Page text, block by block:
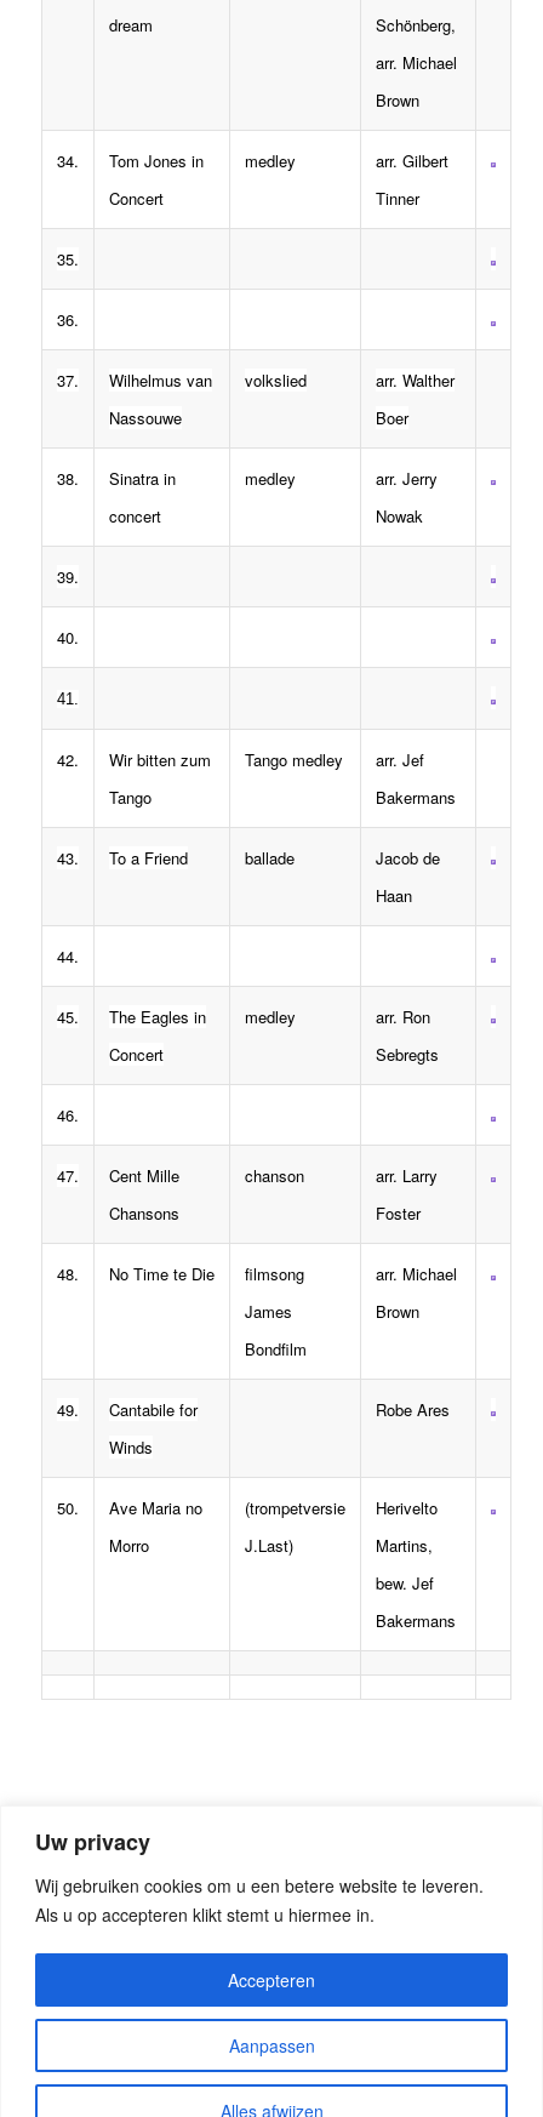
Uw privacy
Wij gebruiken cookies om u een betere website te leveren.
Als u op accepteren klikt stemt u hiermee in.
Aanpassen
Alles afwijzen
Accepteren
dream
Schönberg,
arr. Michael
Brown
34.
Tom Jones in
Concert
medley
arr. Gilbert
Tinner
35.
36.
37.
Wilhelmus van
Nassouwe
volkslied
arr. Walther
Boer
38.
Sinatra in
concert
medley
arr. Jerry
Nowak
39.
40.
41.
42.
Wir bitten zum
Tango
Tango medley
arr. Jef
Bakermans
43. To a Friend ballade
Jacob de
Haan
44.
45.
The Eagles in
Concert
medley
arr. Ron
Sebregts
46.
47.
Cent Mille
Chansons
chanson
arr. Larry
Foster
48. No Time te Die
filmsong
James
Bondfilm
arr. Michael
Brown
49.
Cantabile for
Winds
Robe Ares
50.
Ave Maria no
Morro
(trompetversie
J.Last)
Herivelto
Martins,
bew. Jef
Bakermans